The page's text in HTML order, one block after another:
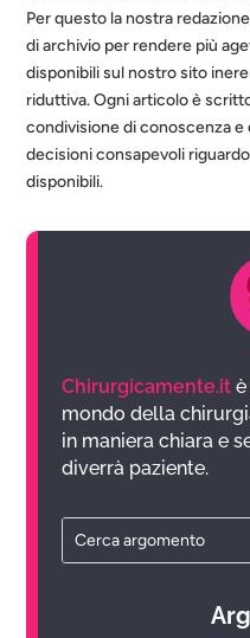
Per questo la nostra
di archivio per rendere più
disponibili sul nostro sito
riduttiva. Ogni articolo è
condivisione di conoscenza
decisioni consapevoli
disponibili.
Chirurgicamente.it
mondo della
in maniera chiara e
diverrà paziente.